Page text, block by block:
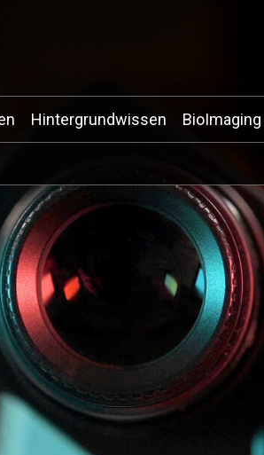
keyword(s)
Hintergrundwissen